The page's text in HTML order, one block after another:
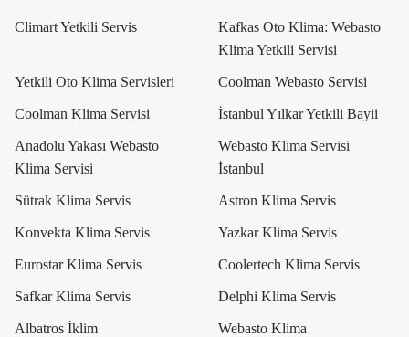
Climart Yetkili Servis
Kafkas Oto Klima: Webasto
Klima Yetkili Servisi
Yetkili Oto Klima Servisleri Coolman Webasto Servisi
Coolman Klima Servisi İstanbul Yılkar Yetkili Bayii
Anadolu Yakası Webasto
Klima Servisi
Webasto Klima Servisi
İstanbul
Sütrak Klima Servis Astron Klima Servis
Konvekta Klima Servis Yazkar Klima Servis
Eurostar Klima Servis Coolertech Klima Servis
Safkar Klima Servis Delphi Klima Servis
Albatros İklim Webasto Klima